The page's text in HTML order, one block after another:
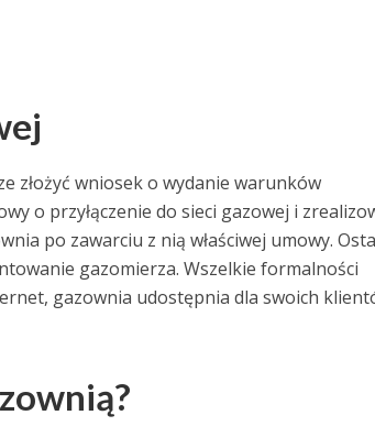
złożyć wniosek o wydanie warunków
o przyłączenie do sieci gazowej i
po zawarciu z nią właściwej umowy.
gazomierza. Wszelkie formalności
gazownia udostępnia dla swoich